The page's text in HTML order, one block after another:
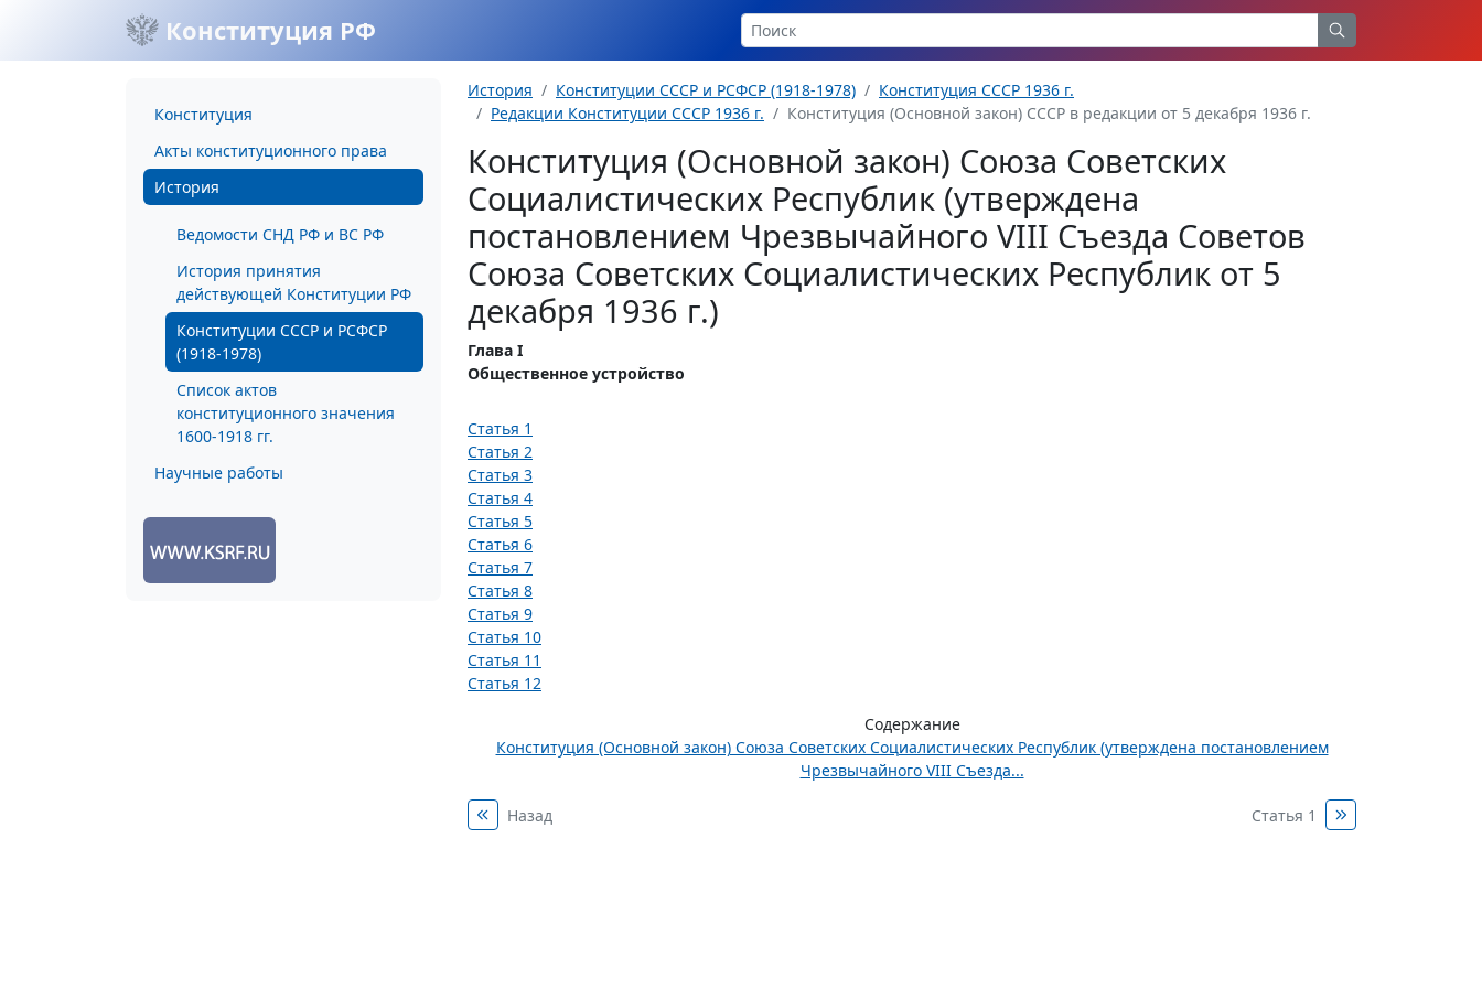
Конституция РФ
Конституция
Акты конституционного права
История
Ведомости СНД РФ и ВС РФ
История принятия
действующей Конституции РФ
Конституции СССР и РСФСР
(1918-1978)
Список актов
конституционного значения
1600-1918 гг.
Научные работы
История Конституции СССР и РСФСР (1918-1978)
Конституция СССР 1936 г.
Редакции Конституции СССР 1936 г.
Конституция (Основной закон) СССР в редакции от 5 декабря 1936 г.
Конституция (Основной закон) Союза Советских
Социалистических Республик (утверждена
постановлением Чрезвычайного VIII Съезда Советов
Союза Советских Социалистических Республик от 5
декабря 1936 г.)
Глава I
Общественное устройство
Статья 1
Статья 2
Статья 3
Статья 4
Статья 5
Статья 6
Статья 7
Статья 8
Статья 9
Статья 10
Статья 11
Статья 12
Содержание
Конституция (Основной закон) Союза Советских Социалистических Республик (утверждена постановлением
Чрезвычайного VIII Съезда...
Назад Статья 1